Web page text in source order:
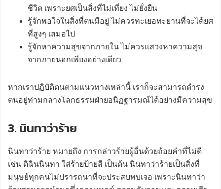
ชีวิต เพราะยศเป็นสิ่งที่ไม่เที่ยง ไม่ยั่งยืน
รู้จักพอใจในสิ่งที่ตนมีอยู่ ไม่ควรทะเยอทะยานที่จะได้ยศ
ที่สูงๆ เสมอไป
รู้จักหาความสุขจากภายใน ไม่ควรแสวงหาความสุข
จากภายนอกเพียงอย่างเดียว
หากเราปฏิบัติตนตามแนวทางเหล่านี้ เราก็จะสามารถดำรง
ตนอยู่ท่ามกลางโลกธรรมฝ่ายอนิฏฐารมณ์ได้อย่างมีความสุข
3. นินทาว่าร้าย
นินทาว่าร้าย หมายถึง การกล่าวร้ายผู้อื่นด้วยถ้อยคำที่ไม่ดี
เช่น ติฉินนินทา ใส่ร้ายป้ายสี เป็นต้น นินทาว่าร้ายเป็นสิ่งที่
มนุษย์ทุกคนไม่ปรารถนาที่จะประสบพบเจอ เพราะนินทาว่า